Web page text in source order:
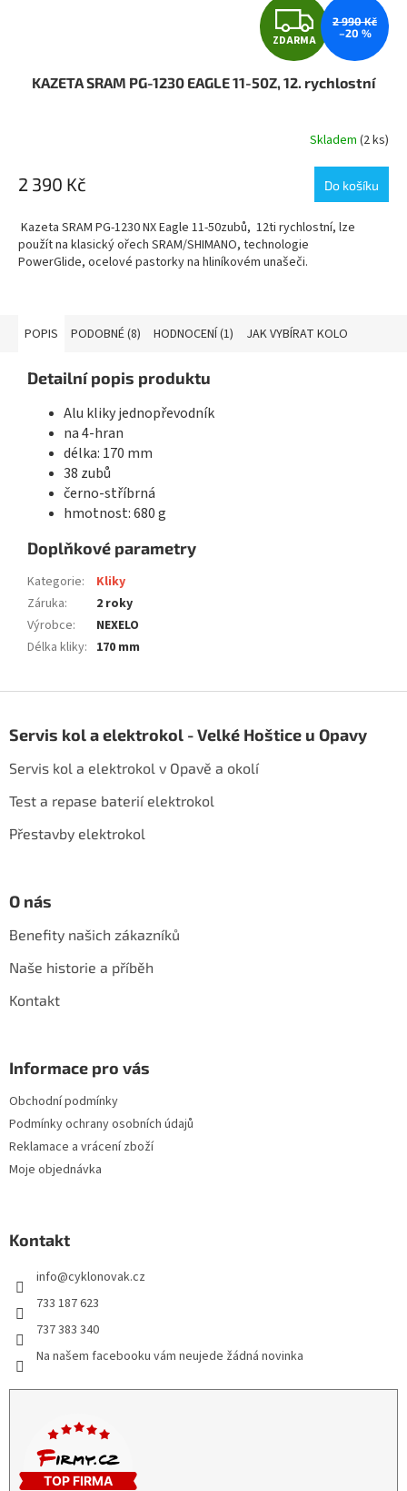
Z
D
A
R
M
A
ZDARMA
2 990 Kč
–20 %
KAZETA SRAM PG-1230 EAGLE 11-50Z, 12. rychlostní
Skladem (2 ks)
2 390 Kč Do košíku
Kazeta SRAM PG-1230 NX Eagle 11-50zubů, 12ti rychlostní, lze
použít na klasický ořech SRAM/SHIMANO, technologie
PowerGlide, ocelové pastorky na hliníkovém unašeči.
POPIS PODOBNÉ (8) HODNOCENÍ (1) JAK VYBÍRAT KOLO
Detailní popis produktu
Alu kliky jednopřevodník
na 4-hran
délka: 170 mm
38 zubů
černo-stříbrná
hmotnost: 680 g
Doplňkové parametry
Kategorie:
Kliky
Záruka:
2 roky
Výrobce:
NEXELO
Délka kliky: 170 mm
pServis kol a elektrokol - Velké Hoštice u Opavy
Servis kol a elektrokol v Opavě a okolí
Test a repase baterií elektrokol
Přestavby elektrokol
O nás
Benefity našich zákazníků
Naše historie a příběh
Kontakt
Informace pro vás
Obchodní podmínky
Podmínky ochrany osobních údajů
Reklamace a vrácení zboží
Moje objednávka
Kontakt
info@cyklonovak.cz
733 187 623
737 383 340
Na našem facebooku vám neujede žádná novinka